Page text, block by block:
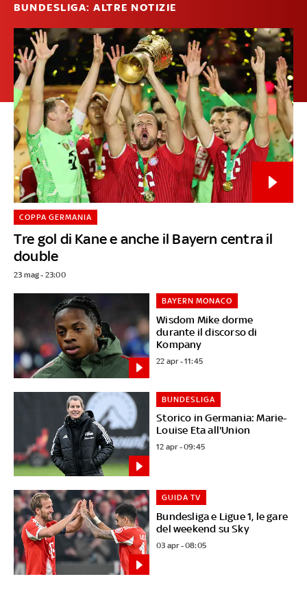
BUNDESLIGA: ALTRE NOTIZIE
Tre gol di Kane e anche il Bayern centra il
double
COPPA GERMANIA
23 mag - 23:00
Wisdom Mike dorme
durante il discorso di
Kompany
BAYERN MONACO
22 apr - 11:45
Storico in Germania: Marie-
Louise Eta all'Union
BUNDESLIGA
12 apr - 09:45
Bundesliga e Ligue 1, le gare
del weekend su Sky
GUIDA TV
03 apr - 08:05